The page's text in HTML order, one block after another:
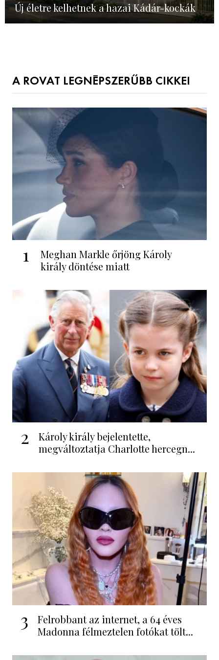
Új életre kelhetnek a hazai Kádár-kockák
A ROVAT LEGNÉPSZERŰBB CIKKEI
1
Meghan Markle őrjöng Károly
király döntése miatt
2
Károly király bejelentette,
megváltoztatja Charlotte hercegn...
3
Felrobbant az internet, a 64 éves
Madonna félmeztelen fotókat tölt...